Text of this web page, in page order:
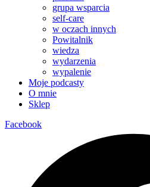
grupa wsparcia
self-care
w oczach innych
Powitalnik
wiedza
wydarzenia
wypalenie
Moje podcasty
O mnie
Sklep
Facebook